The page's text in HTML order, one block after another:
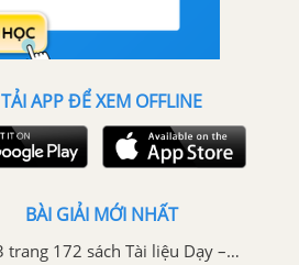
TẢI APP ĐỂ XEM OFFLINE
BÀI GIẢI MỚI NHẤT
Bài 13 trang 172 sách Tài liệu Dạy – Học Vật lí 8